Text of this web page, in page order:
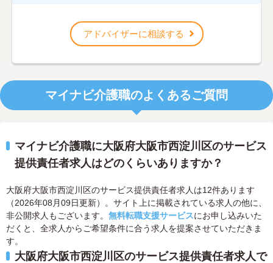
アドバイザーに相談する
マイナビ介護職のよくあるご質問
マイナビ介護職に大阪府大阪市西淀川区のサービス
提供責任者求人はどのくらいありますか？
大阪府大阪市西淀川区のサービス提供責任者求人は12件あります
（2026年08月09日更新）。サイト上に掲載されている求人の他に、
非公開求人もございます。 無料転職支援サービスにお申し込みいた
だくと、全求人からご希望条件に合う求人を提案させていただきま
す。
大阪府大阪市西淀川区のサービス提供責任者求人で